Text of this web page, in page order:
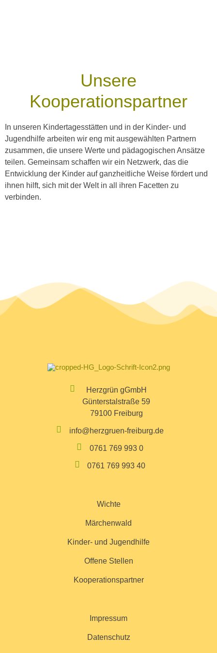
Unsere
Kooperationspartner
In unseren Kindertagesstätten und in der Kinder- und
Jugendhilfe arbeiten wir eng mit ausgewählten Partnern
zusammen, die unsere Werte und pädagogischen Ansätze
teilen. Gemeinsam schaffen wir ein Netzwerk, das die
Entwicklung der Kinder auf ganzheitliche Weise fördert und
ihnen hilft, sich mit der Welt in all ihren Facetten zu
verbinden.
Herzgrün gGmbH
Günterstalstraße 59
79100 Freiburg
info@herzgruen-freiburg.de
0761 769 993 0
0761 769 993 40
Wichte
Märchenwald
Kinder- und Jugendhilfe
Offene Stellen
Kooperationspartner
Impressum
Datenschutz